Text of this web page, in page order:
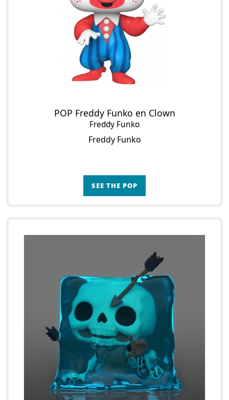
POP Freddy Funko en Clown
Freddy Funko
Freddy Funko
SEE THE POP